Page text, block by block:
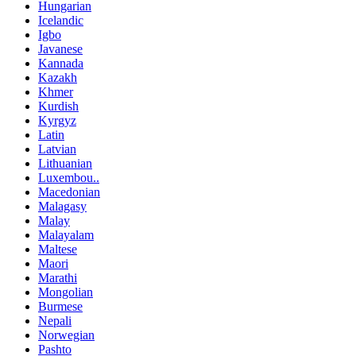
Hungarian
Icelandic
Igbo
Javanese
Kannada
Kazakh
Khmer
Kurdish
Kyrgyz
Latin
Latvian
Lithuanian
Luxembou..
Macedonian
Malagasy
Malay
Malayalam
Maltese
Maori
Marathi
Mongolian
Burmese
Nepali
Norwegian
Pashto